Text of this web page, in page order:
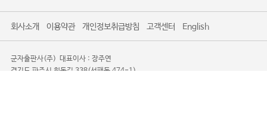
회사소개 이용약관 개인정보취급방침 고객센터 English
군자출판사(주) 대표이사 : 장주연
경기도 파주시 회동길 338(서패동 474-1)